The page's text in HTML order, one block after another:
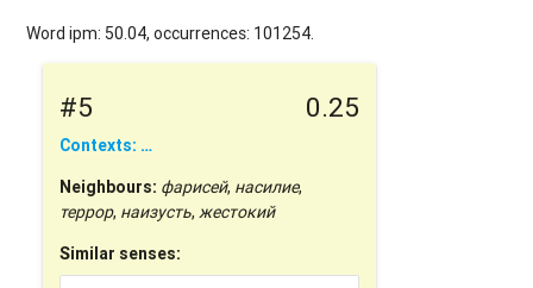
Word ipm: 50.04, occurrences: 101254.
#5 0.25
Contexts: …
Neighbours: фарисей, насилие,
террор, наизусть,жестокий
Similar senses: